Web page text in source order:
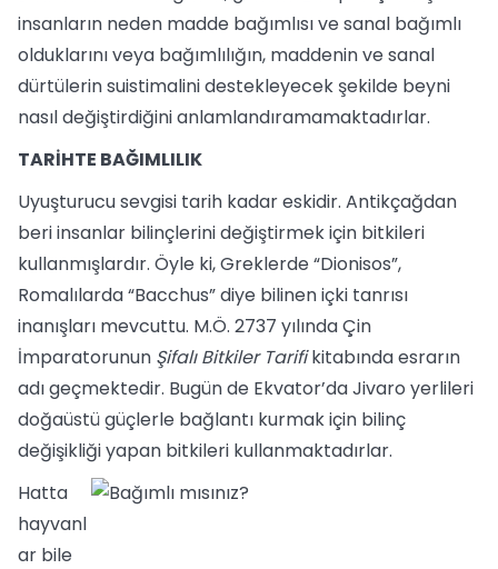
insanların neden madde bağımlısı ve sanal bağımlı
olduklarını veya bağımlılığın, maddenin ve sanal
dürtülerin suistimalini destekleyecek şekilde beyni
nasıl değiştirdiğini anlamlandıramamaktadırlar.
TARİHTE BAĞIMLILIK
Uyuşturucu sevgisi tarih kadar eskidir. Antikçağdan
beri insanlar bilinçlerini değiştirmek için bitkileri
kullanmışlardır. Öyle ki, Greklerde “Dionisos”,
Romalılarda “Bacchus” diye bilinen içki tanrısı
inanışları mevcuttu. M.Ö. 2737 yılında Çin
İmparatorunun Şifalı Bitkiler Tarifikitabında esrarın
adı geçmektedir. Bugün de Ekvator’da Jivaro yerlileri
doğaüstü güçlerle bağlantı kurmak için bilinç
değişikliği yapan bitkileri kullanmaktadırlar.
Hatta
hayvanl
ar bile